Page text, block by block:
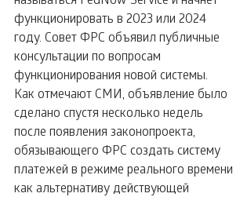
функционировать в 2023 или 2024
году. Совет ФРС объявил публичные
консультации по вопросам
функционирования новой системы.
Как отмечают СМИ, объявление было
сделано спустя несколько недель
после появления законопроекта,
обязывающего ФРС создать систему
платежей в режиме реального времени
как альтернативу действующей